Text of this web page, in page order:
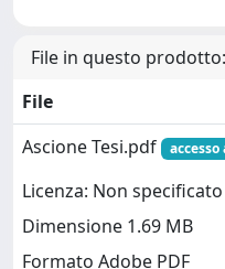
File in questo prodotto:
File
Ascione Tesi.pdf
Licenza: Non specificato
Dimensione 1.69 MB
Formato Adobe PDF